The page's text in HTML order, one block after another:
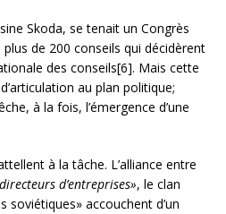
Skoda, se tenait un Congrès
de 200 conseils qui décidèrent
des conseils[6]. Mais cette
au plan politique;
à la fois, l’émergence d’une
à la tâche. L’alliance entre
d’entreprises», le clan
soviétiques» accouchent d’un